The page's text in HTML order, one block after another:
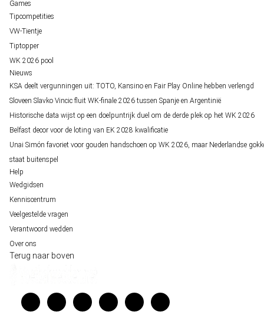
Games
Tipcompetities
VW-Tientje
Tiptopper
WK 2026 pool
Nieuws
KSA deelt vergunningen uit: TOTO, Kansino en Fair Play Online hebben verlengd
Sloveen Slavko Vincic fluit WK-finale 2026 tussen Spanje en Argentinië
Historische data wijst op een doelpuntrijk duel om de derde plek op het WK 2026
Belfast decor voor de loting van EK 2028 kwalificatie
Unai Simón favoriet voor gouden handschoen op WK 2026, maar Nederlandse
staat buitenspel
Help
Wedgidsen
Kenniscentrum
Veelgestelde vragen
Verantwoord wedden
Over ons
Terug naar boven